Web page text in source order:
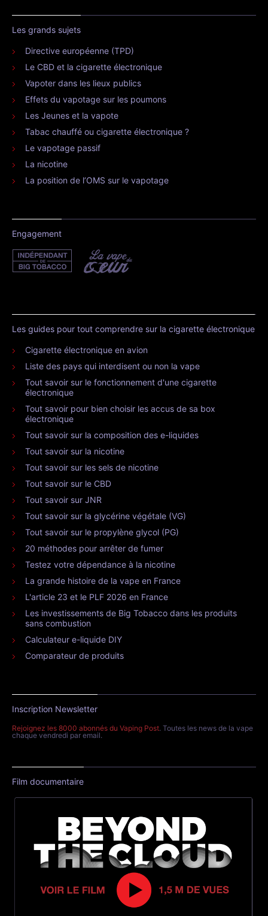
Les grands sujets
Directive européenne (TPD)
Le CBD et la cigarette électronique
Vapoter dans les lieux publics
Effets du vapotage sur les poumons
Les Jeunes et la vapote
Tabac chauffé ou cigarette électronique ?
Le vapotage passif
La nicotine
La position de l’OMS sur le vapotage
Engagement
Les guides pour tout comprendre sur la cigarette électronique
Cigarette électronique en avion
Liste des pays qui interdisent ou non la vape
Tout savoir sur le fonctionnement d'une cigarette
électronique
Tout savoir pour bien choisir les accus de sa box
électronique
Tout savoir sur la composition des e-liquides
Tout savoir sur la nicotine
Tout savoir sur les sels de nicotine
Tout savoir sur le CBD
Tout savoir sur JNR
Tout savoir sur la glycérine végétale (VG)
Tout savoir sur le propylène glycol (PG)
20 méthodes pour arrêter de fumer
Testez votre dépendance à la nicotine
La grande histoire de la vape en France
L'article 23 et le PLF 2026 en France
Les investissements de Big Tobacco dans les produits
sans combustion
Calculateur e-liquide DIY
Comparateur de produits
Inscription Newsletter
Rejoignez les 8000 abonnés du Vaping Post. Toutes les news de la vape
chaque vendredi par email.
Film documentaire